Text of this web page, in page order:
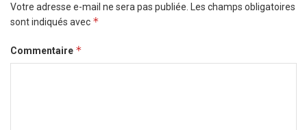
Votre adresse e-mail ne sera pas publiée. Les champs obligatoires
sont indiqués avec *
Commentaire *